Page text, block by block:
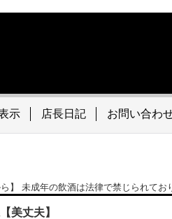
示 店長日記 お問い合わ
ら】 未成年の飲酒は法律で禁じられてお
美丈夫】